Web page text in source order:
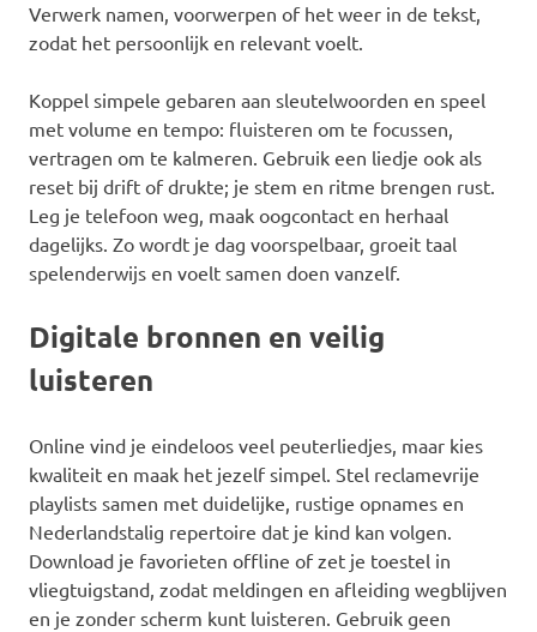
Verwerk namen, voorwerpen of het weer in de tekst,
zodat het persoonlijk en relevant voelt.
Koppel simpele gebaren aan sleutelwoorden en speel
met volume en tempo: fluisteren om te focussen,
vertragen om te kalmeren. Gebruik een liedje ook als
reset bij drift of drukte; je stem en ritme brengen rust.
Leg je telefoon weg, maak oogcontact en herhaal
dagelijks. Zo wordt je dag voorspelbaar, groeit taal
spelenderwijs en voelt samen doen vanzelf.
Digitale bronnen en veilig
luisteren
Online vind je eindeloos veel peuterliedjes, maar kies
kwaliteit en maak het jezelf simpel. Stel reclamevrije
playlists samen met duidelijke, rustige opnames en
Nederlandstalig repertoire dat je kind kan volgen.
Download je favorieten offline of zet je toestel in
vliegtuigstand, zodat meldingen en afleiding wegblijven
en je zonder scherm kunt luisteren. Gebruik geen